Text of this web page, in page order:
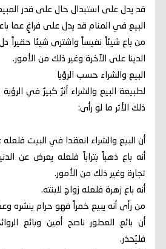
قد يدل على استبدال حال على قدر
البيع في المنام قد يدل على فراغٍ عما
من باع شيئاً نفيساً واشترى شيئا حقيراً
الدينا على الآخرة وغير ذلك من الأمور.
البيع والشراء حسب الرؤيا
لطبيعة البيع والشراء أثرٌ كبيرٌ في
ذلك الأثر ما لو رأى:
أن البيع والشراء انعقدا في البيت
أنه باع ذهباً بتراباً فلعله يعرض عن
تجارة وغير ذلك من الأمور.
أنه باع زهرة فلعله زواج لابنته.
من رأى أنه يبيع خمراً فهو حرام ينشره
أن بائع العطور ناصح أمين وبائع
فليُحذر.